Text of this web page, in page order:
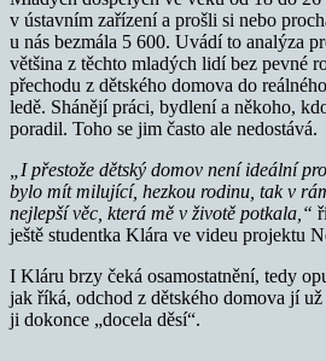
v ústavním zařízení a prošli si nebo
u nás bezmála 5 600. Uvádí to analýza
většina z těchto mladých lidí bez pevné
přechodu z dětského domova do
ledě. Shánějí práci, bydlení a někoho,
poradil. Toho se jim často ale nedostává.
„I přestože dětský domov není ideální
bylo mít milující, hezkou rodinu, tak v
nejlepší věc, která mě v životě potkala,“
ještě studentka Klára ve videu projektu
I Kláru brzy čeká osamostatnění, tedy
jak říká, odchod z dětského domova jí
ji dokonce „docela děsí“.